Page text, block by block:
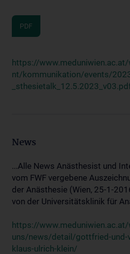
PDF
https://
nt/kommunikation/events/
News
...Alle News Anästhesist und
vom FWF vergebene
der Anästhesie (Wien, 25-1-
von der Universitätsklinik für
https://
uns/news/detail/gottfried-und-
klaus-ulrich-klein/